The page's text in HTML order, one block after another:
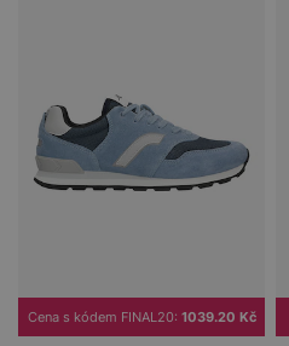
Cena s kódem FINAL20: 1039.20 Kč